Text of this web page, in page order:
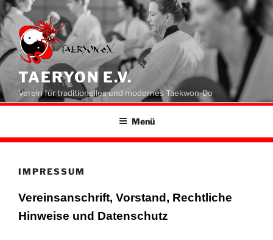
Zum
Inhalt
springen
TAERYON E.V.
Verein für traditionelles und modernes Taekwon-Do
Menü
IMPRESSUM
Vereinsanschrift, Vorstand, Rechtliche
Hinweise und Datenschutz